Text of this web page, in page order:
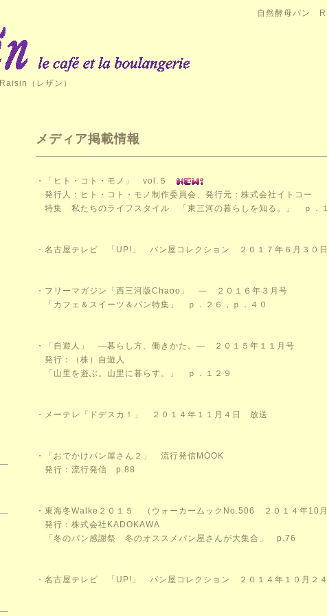
自然酵母パン
（レザン）
メディア掲載情報
・ 「ヒト・コト・モノ」
vol.５
発行人：ヒト・コト・モノ制作委員会、発行元：株式会社イトコー
特集 私たちのライフスタイル 「東三河の暮らしを知る。」 ｐ．
・ 名古屋テレビ 「UP!」 パン屋コレクション ２０１７年６月３０
・ フリーマガジン「西三河版Chaoo」
― ２０１６年３月号
「カフェ＆スイーツ＆パン特集」 ｐ．２６，ｐ．４０
・ 「自遊人」
―暮らし方、働きかた。― ２０１５年１１月号
発行：（株）自遊人
「山里を遊ぶ。山里に暮らす。」 ｐ．１２９
・ メーテレ「ドデスカ！」 ２０１４年１１月４日 放送
・ 「おでかけパン屋さん２」
流行発信MOOK
発行：流行発信 p.88
・ 東海冬Walke２０１５ （ウォーカームックNo.506 ２０１４年10月
発行：株式会社KADOKAWA
「冬のパン感謝祭 冬のオススメパン屋さんが大集合」 p.76
・名古屋テレビ 「UP!」 パン屋コレクション ２０１４年１０月２